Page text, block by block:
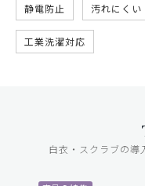
静電防止 汚れにくい
工業洗濯対応
白衣・スクラブの導